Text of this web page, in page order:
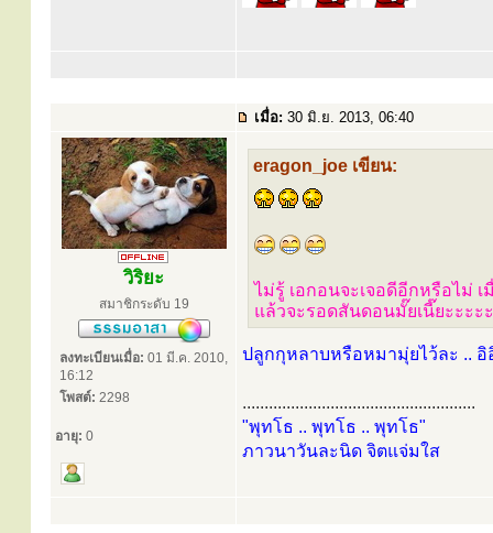
เมื่อ: 30 มิ.ย. 2013, 06:40
วิริยะ
สมาชิกระดับ 19
ลงทะเบียนเมื่อ: 01 มี.ค. 2010,
16:12
โพสต์: 2298
อายุ: 0
eragon_joe เขียน:
ไม่รู้ เอกอนจะเจอดีอีกหรือไม่ เ
แล้วจะรอดสันดอนมั๊ยเนี๊ยะะะะ
ปลูกกุหลาบหรือหมามุ่ยไว้ละ ..
.....................................................
"พุทโธ .. พุทโธ .. พุทโธ"
ภาวนาวันละนิด จิตแจ่มใส